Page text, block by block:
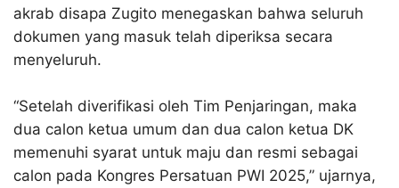
akrab disapa Zugito menegaskan bahwa seluruh
dokumen yang masuk telah diperiksa secara
menyeluruh.
“Setelah diverifikasi oleh Tim Penjaringan, maka
dua calon ketua umum dan dua calon ketua DK
memenuhi syarat untuk maju dan resmi sebagai
calon pada Kongres Persatuan PWI 2025,” ujarnya,